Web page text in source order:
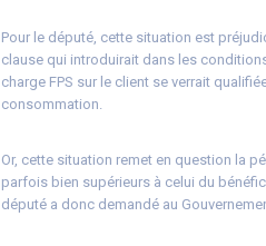
Pour le député, cette situation est
clause qui introduirait dans les
charge FPS sur le client se verrait
consommation.
Or, cette situation remet en question la
parfois bien supérieurs à celui du
député a donc demandé au